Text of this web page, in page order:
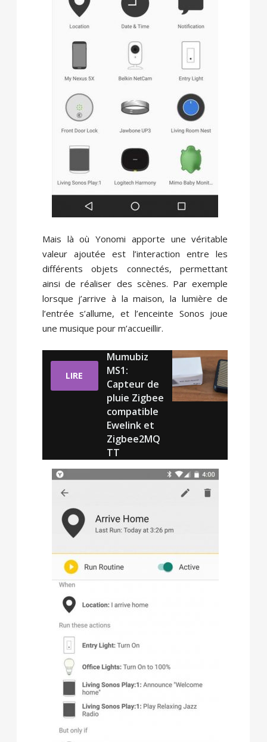
Mais là où Yonomi apporte une véritable
valeur ajoutée est l’interaction entre les
différents objets connectés, permettant
ainsi de réaliser des scènes. Par exemple
lorsque j’arrive à la maison, la lumière de
l’entrée s’allume, et l’enceinte Sonos joue
une musique pour m’accueillir.
LIRE
Mumubiz
MS1:
Capteur de
pluie Zigbee
compatible
Ewelink et
Zigbee2MQ
TT